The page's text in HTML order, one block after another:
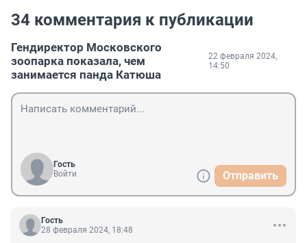
34 комментария к публикации
Гендиректор Московского
зоопарка показала, чем
занимается панда Катюша
22 февраля 2024,
14:50
Гость
Войти
Отправить
Гость
28 февраля 2024, 18:48